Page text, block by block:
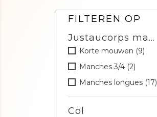
FILTEREN OP
Justaucorps manches longues
Korte mouwen (9)
Manches 3/4 (2)
Manches longues (17)
Col